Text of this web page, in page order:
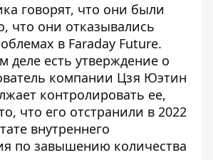
говорят, что они были
что они отказывались
в Faraday Future.
деле есть утверждение о
компании Цзя Юэтин
контролировать ее,
что его отстранили в 2022
внутреннего
по завышению количества